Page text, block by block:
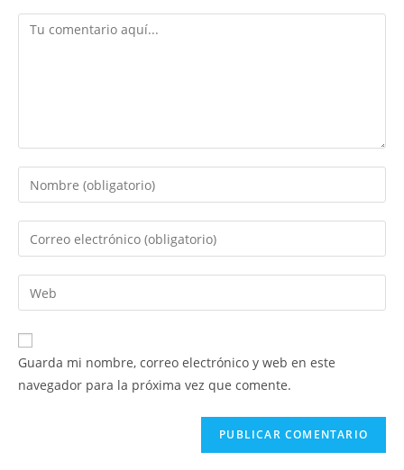
Comentario
Introduce
tu
nombre
de
usuario
para
comentar
Introduce
tu
dirección
de
electrónico
para
comentar
Introduce
la
URL
de
Guarda mi nombre, correo electrónico y web en este
navegador para la próxima vez que comente.